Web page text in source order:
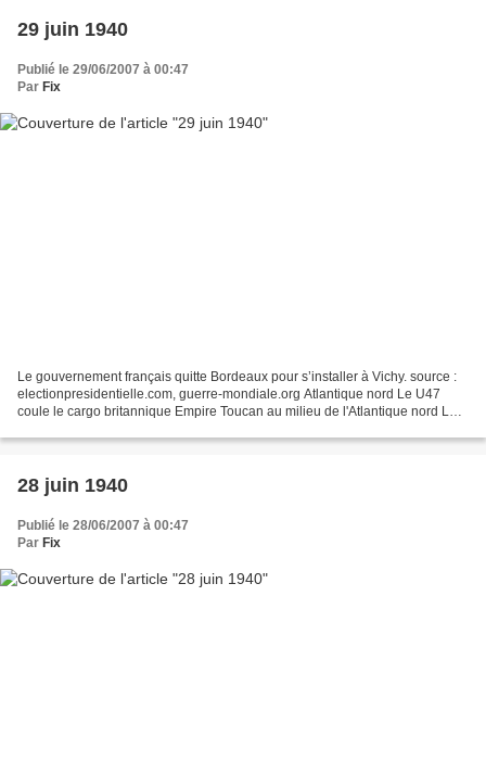
29 juin 1940
Publié le 29/06/2007 à 00:47
Par Fix
Le gouvernement français quitte Bordeaux pour s’installer à Vichy. source :
electionpresidentielle.com, guerre-mondiale.org Atlantique nord Le U47
coule le cargo britannique Empire Toucan au milieu de l'Atlantique nord Le
28 juin 1940
Publié le 28/06/2007 à 00:47
Par Fix